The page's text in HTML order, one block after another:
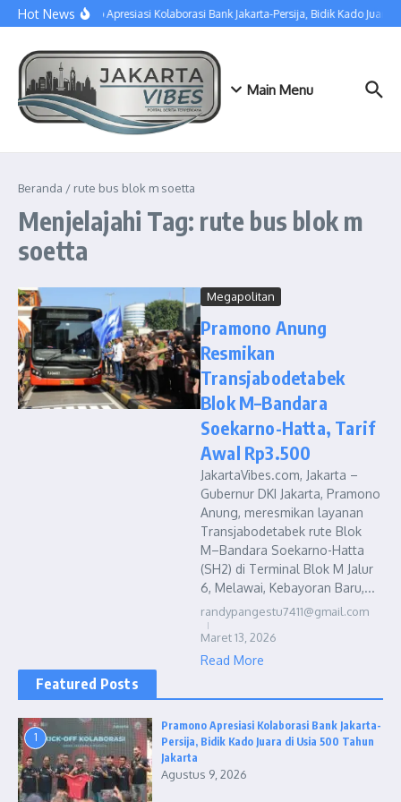
Lewati ke konten
Hot NewsPramono Apresiasi Kolaborasi Bank Jakarta-Persija, Bidik Kado Juara
Main Menu
Beranda / rute bus blok m soetta
Menjelajahi Tag: rute bus blok m
soetta
Megapolitan
Pramono Anung
Resmikan
Transjabodetabek
Blok M–Bandara
Soekarno-Hatta, Tarif
Awal Rp3.500
JakartaVibes.com, Jakarta –
Gubernur DKI Jakarta, Pramono
Anung, meresmikan layanan
Transjabodetabek rute Blok
M–Bandara Soekarno-Hatta
(SH2) di Terminal Blok M Jalur
6, Melawai, Kebayoran Baru,...
randypangestu7411@gmail.com
Maret 13, 2026
Read More
Featured Posts
1
Pramono Apresiasi Kolaborasi Bank Jakarta-
Persija, Bidik Kado Juara di Usia 500 Tahun
Jakarta
Agustus 9, 2026